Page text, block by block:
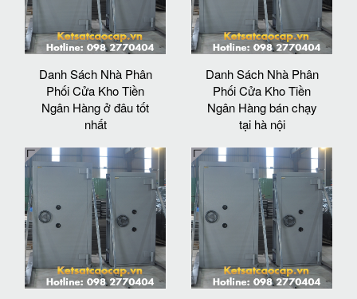
Danh Sách Nhà Phân
Phối Cửa Kho Tiền
Ngân Hàng ở đâu tốt
nhất
Danh Sách Nhà Phân
Phối Cửa Kho Tiền
Ngân Hàng bán chạy
tại hà nội